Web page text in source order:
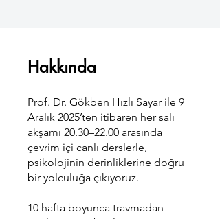
Hakkında
Prof. Dr. Gökben Hızlı Sayar ile 9
Aralık 2025’ten itibaren her salı
akşamı 20.30–22.00 arasında
çevrim içi canlı derslerle,
psikolojinin derinliklerine doğru
bir yolculuğa çıkıyoruz.
10 hafta boyunca travmadan